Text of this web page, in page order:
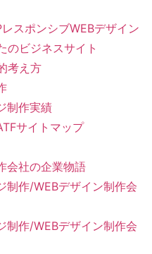
スポンシブWEBデザイン
のビジネスサイト
考え方
制作実績
サイトマップ
会社の企業物語
制作/WEBデザイン制作会
制作/WEBデザイン制作会